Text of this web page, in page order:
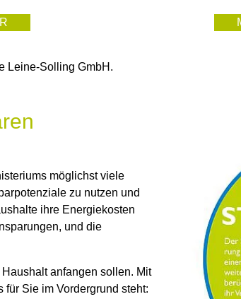
Leine-Solling GmbH.
möglichst viele
zu nutzen und
ihre Energiekosten
und die
anfangen sollen. Mit
Sie im Vordergrund steht: